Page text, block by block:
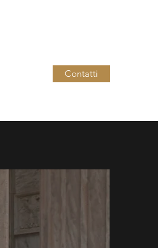
Contatti